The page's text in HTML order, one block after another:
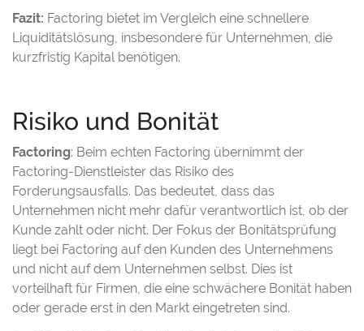
Fazit: Factoring bietet im Vergleich eine schnellere
Liquiditätslösung, insbesondere für Unternehmen, die
kurzfristig Kapital benötigen.
Risiko und Bonität
Factoring: Beim echten Factoring übernimmt der
Factoring-Dienstleister das Risiko des
Forderungsausfalls. Das bedeutet, dass das
Unternehmen nicht mehr dafür verantwortlich ist, ob der
Kunde zahlt oder nicht. Der Fokus der Bonitätsprüfung
liegt bei Factoring auf den Kunden des Unternehmens
und nicht auf dem Unternehmen selbst. Dies ist
vorteilhaft für Firmen, die eine schwächere Bonität haben
oder gerade erst in den Markt eingetreten sind.